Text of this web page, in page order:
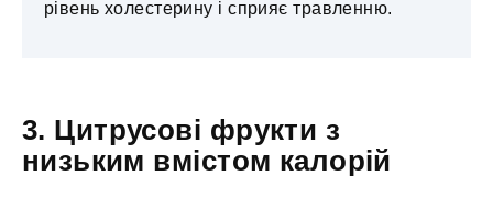
рівень холестерину і сприяє травленню.
3. Цитрусові фрукти з
низьким вмістом калорій